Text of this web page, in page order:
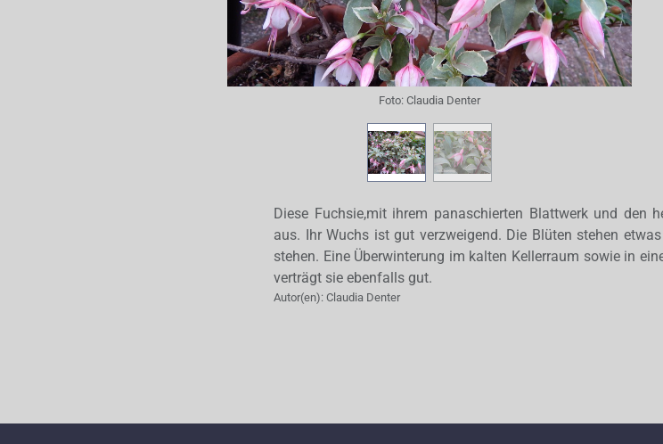
Foto: Claudia Denter
Diese Fuchsie,mit ihrem panaschierten Blattwerk und den
aus. Ihr Wuchs ist gut verzweigend. Die Blüten stehen
stehen. Eine Überwinterung im kalten Kellerraum sowie in
verträgt sie ebenfalls gut.
Autor(en): Claudia Denter